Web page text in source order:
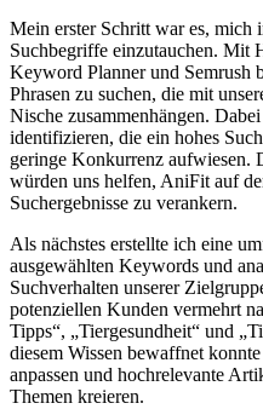
Mein erster Schritt war es, ‍mich
Suchbegriffe⁤ einzutauchen. Mit
Keyword Planner ⁣und Semrush
Phrasen zu suchen, die mit
Nische zusammenhängen.
identifizieren, die ein ‌hohes
geringe Konkurrenz ⁣aufwiesen.
würden ⁤uns helfen, AniFit auf
Suchergebnisse zu ⁤verankern.
Als nächstes⁣ erstellte ich eine
ausgewählten Keywords und
Suchverhalten unserer⁣
potenziellen ⁣Kunden‌ vermehrt
Tipps“, „Tiergesundheit“ ‌und⁤
diesem Wissen bewaffnet
⁢anpassen‌ und hochrelevante
Themen⁢ kreieren.